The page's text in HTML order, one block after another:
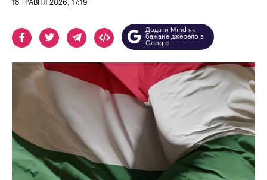
18 ТРАВНЯ 2026, 17:19
Додати Mind як
бажане джерело в
Google